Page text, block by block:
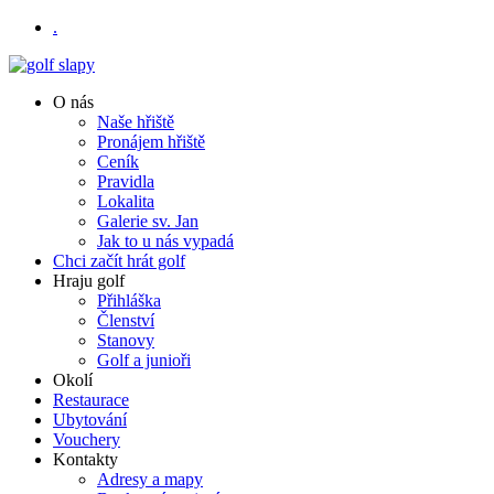
.
O nás
Naše hřiště
Pronájem hřiště
Ceník
Pravidla
Lokalita
Galerie sv. Jan
Jak to u nás vypadá
Chci začít hrát golf
Hraju golf
Přihláška
Členství
Stanovy
Golf a junioři
Okolí
Restaurace
Ubytování
Vouchery
Kontakty
Adresy a mapy